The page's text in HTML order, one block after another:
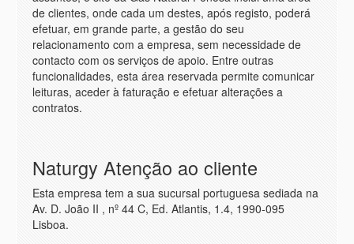
de clientes, onde cada um destes, após registo, poderá
efetuar, em grande parte, a gestão do seu
relacionamento com a empresa, sem necessidade de
contacto com os serviços de apoio. Entre outras
funcionalidades, esta área reservada permite comunicar
leituras, aceder à faturação e efetuar alterações a
contratos.
Naturgy Atenção ao cliente
Esta empresa tem a sua sucursal portuguesa sediada na
Av. D. João II , nº 44 C, Ed. Atlantis, 1.4, 1990-095
Lisboa.